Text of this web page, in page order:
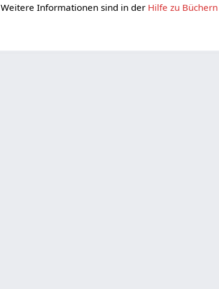
Weitere Informationen sind in der Hilfe zu Büchern